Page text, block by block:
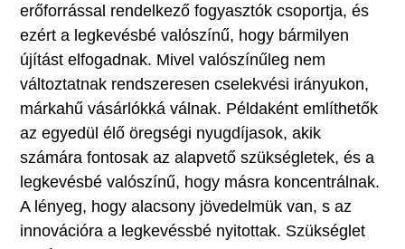
erőforrással rendelkező fogyasztók csoportja, és
ezért a legkevésbé valószínű, hogy bármilyen
újítást elfogadnak. Mivel valószínűleg nem
változtatnak rendszeresen cselekvési irányukon,
márkahű vásárlókká válnak. Példaként említhetők
az egyedül élő öregségi nyugdíjasok, akik
számára fontosak az alapvető szükségletek, és a
legkevésbé valószínű, hogy másra koncentrálnak.
A lényeg, hogy alacsony jövedelmük van, s az
innovációra a legkevéssbé nyitottak. Szükséglet